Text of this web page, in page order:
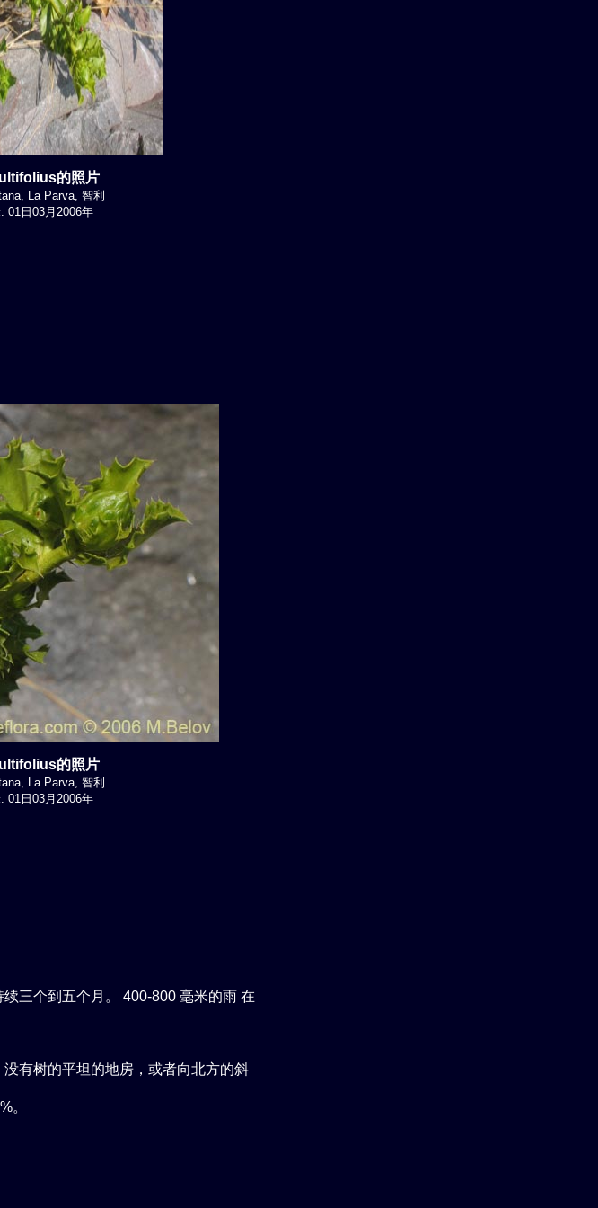
的照片
La Parva, 智利
01日03月2006年
的照片
La Parva, 智利
01日03月2006年
三个到五个月。 400-800 毫米的雨 在
有树的平坦的地房，或者向北方的斜
。